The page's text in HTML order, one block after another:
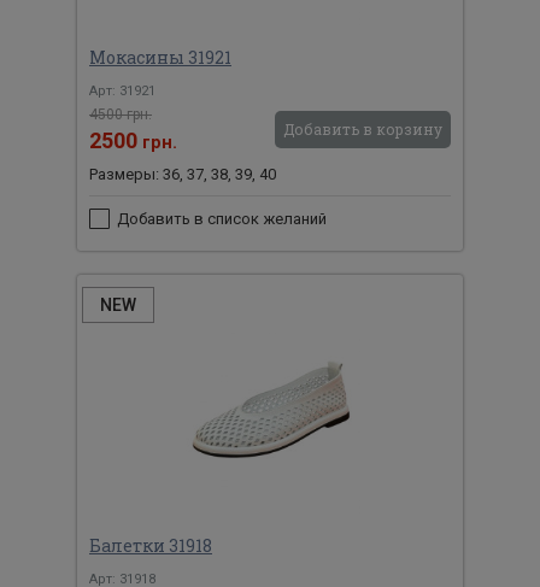
Мокасины 31921
Арт: 31921
4500 грн.
2500 грн.
Добавить в корзину
Размеры: 36, 37, 38, 39, 40
Добавить в список желаний
NEW
Балетки 31918
Арт: 31918